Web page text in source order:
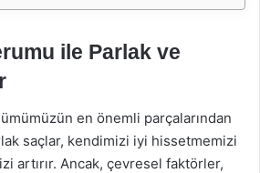
ile Parlak ve
en önemli parçalarından
saçlar, kendimizi iyi hissetmemizi
artırır. Ancak, çevresel faktörler,